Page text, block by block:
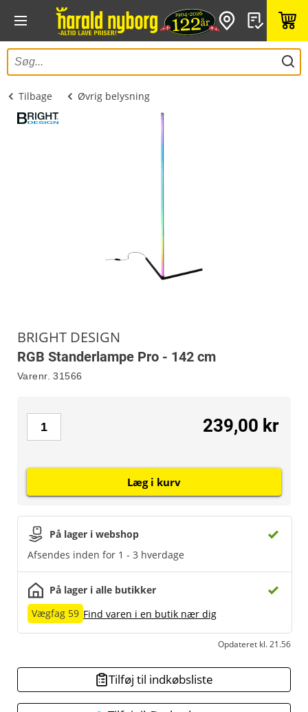
Tilbage Øvrig belysning
BRIGHT DESIGN
RGB Standerlampe Pro - 142 cm
Varenr. 31566
På lager i webshop
Afsendes inden for 1 - 3 hverdage
På lager i alle butikker
Vægfag 59 Find varen i en butik nær dig
Opdateret kl. 21.56
239,00 kr
Læg i kurv
Tilføj til indkøbsliste